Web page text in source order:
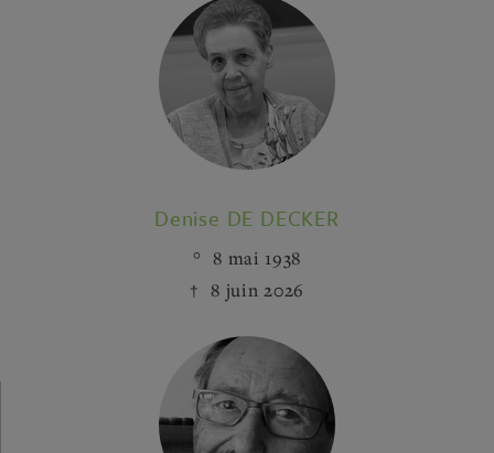
Denise DE DECKER
8 mai 1938
8 juin 2026